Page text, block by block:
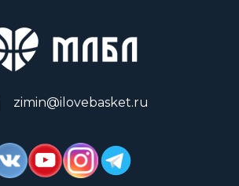
zimin@ilovebasket.ru